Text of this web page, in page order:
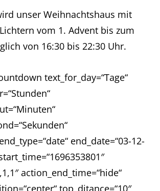
unser Weihnachtshaus mit
vom 1. Advent bis zum
von 16:30 bis 22:30 Uhr.
text_for_day=“Tage“
end_date=“03-12-
action_end_time=“hide“
top_ditance=“10″